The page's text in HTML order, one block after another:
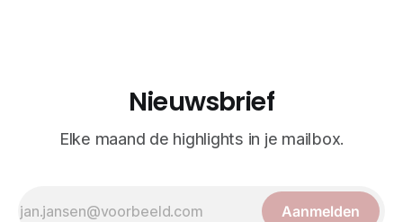
Nieuwsbrief
Elke maand de highlights in je mailbox.
Aanmelden